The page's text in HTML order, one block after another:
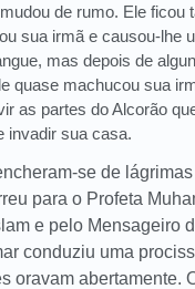
de rumo. Ele ficou
sua irmã e causou-lhe
mas depois de
quase machucou sua
as partes do Alcorão
invadir sua casa.
se de
para o Profeta
e pelo Mensageiro
conduziu uma
oravam abertamente.